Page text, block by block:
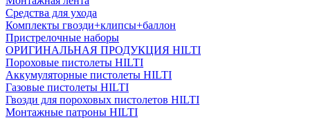
Средства для ухода
Комплекты гвозди+клипсы+баллон
Пристрелочные наборы
ОРИГИНАЛЬНАЯ ПРОДУКЦИЯ HILTI
Пороховые пистолеты HILTI
Аккумуляторные пистолеты HILTI
Газовые пистолеты HILTI
Гвозди для пороховых пистолетов HILTI
Монтажные патроны HILTI